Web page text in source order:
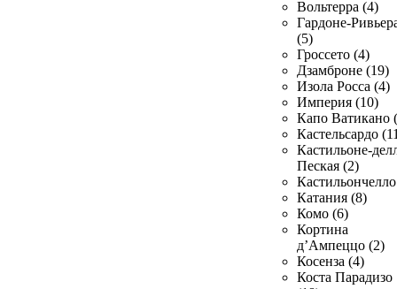
Вольтерра (4)
Гардоне-
(5)
Гроссето (4)
Дзамброне (19)
Изола Росса (4)
Империя (10)
Капо Ватикано
Кастельсардо
Кастильоне-
Пеская (2)
Катания (8)
Комо (6)
Кортина
д’Ампеццо (2)
Косенза (4)
Коста Парадизо